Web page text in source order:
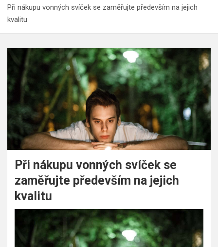
Při nákupu vonných svíček se zaměřujte především na jejich
kvalitu
Při nákupu vonných svíček se
zaměřujte především na jejich
kvalitu